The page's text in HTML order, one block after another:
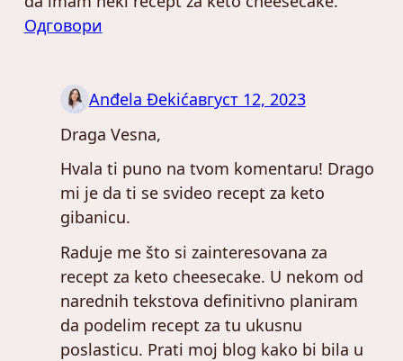
Одговори
Anđela Đekićавгуст 12, 2023
Draga Vesna,
Hvala ti puno na tvom komentaru! Drago
mi je da ti se svideo recept za keto
gibanicu.
Raduje me što si zainteresovana za
recept za keto cheesecake. U nekom od
narednih tekstova definitivno planiram
da podelim recept za tu ukusnu
poslasticu. Prati moj blog kako bi bila u